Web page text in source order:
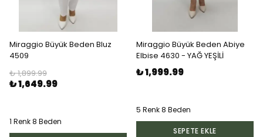
Miraggio Büyük Beden Bluz
4509
₺ 1,899.99
₺ 1,649.99
1 Renk 8 Beden
Miraggio Büyük Beden Abiye
Elbise 4630 - YAĞ YEŞİLİ
₺ 1,999.99
5 Renk 8 Beden
SEPETE EKLE